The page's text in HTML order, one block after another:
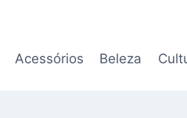
Acessórios Beleza